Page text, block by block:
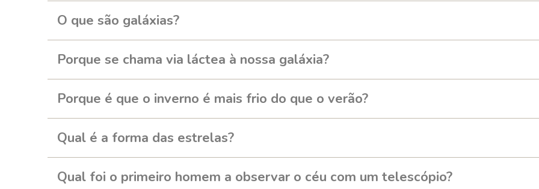
O que são galáxias?
Porque se chama via láctea à nossa galáxia?
Porque é que o inverno é mais frio do que o verão?
Qual é a forma das estrelas?
Qual foi o primeiro homem a observar o céu com um telescópio?